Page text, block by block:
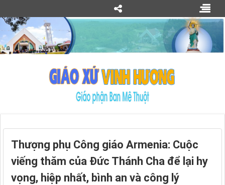
Thượng phụ Công giáo Armenia: Cuộc
viếng thăm của Đức Thánh Cha để lại hy
vọng, hiệp nhất, bình an và công lý